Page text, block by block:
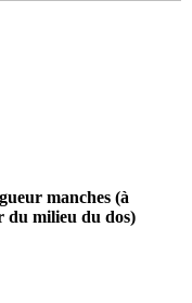
manches (à
du milieu du dos)